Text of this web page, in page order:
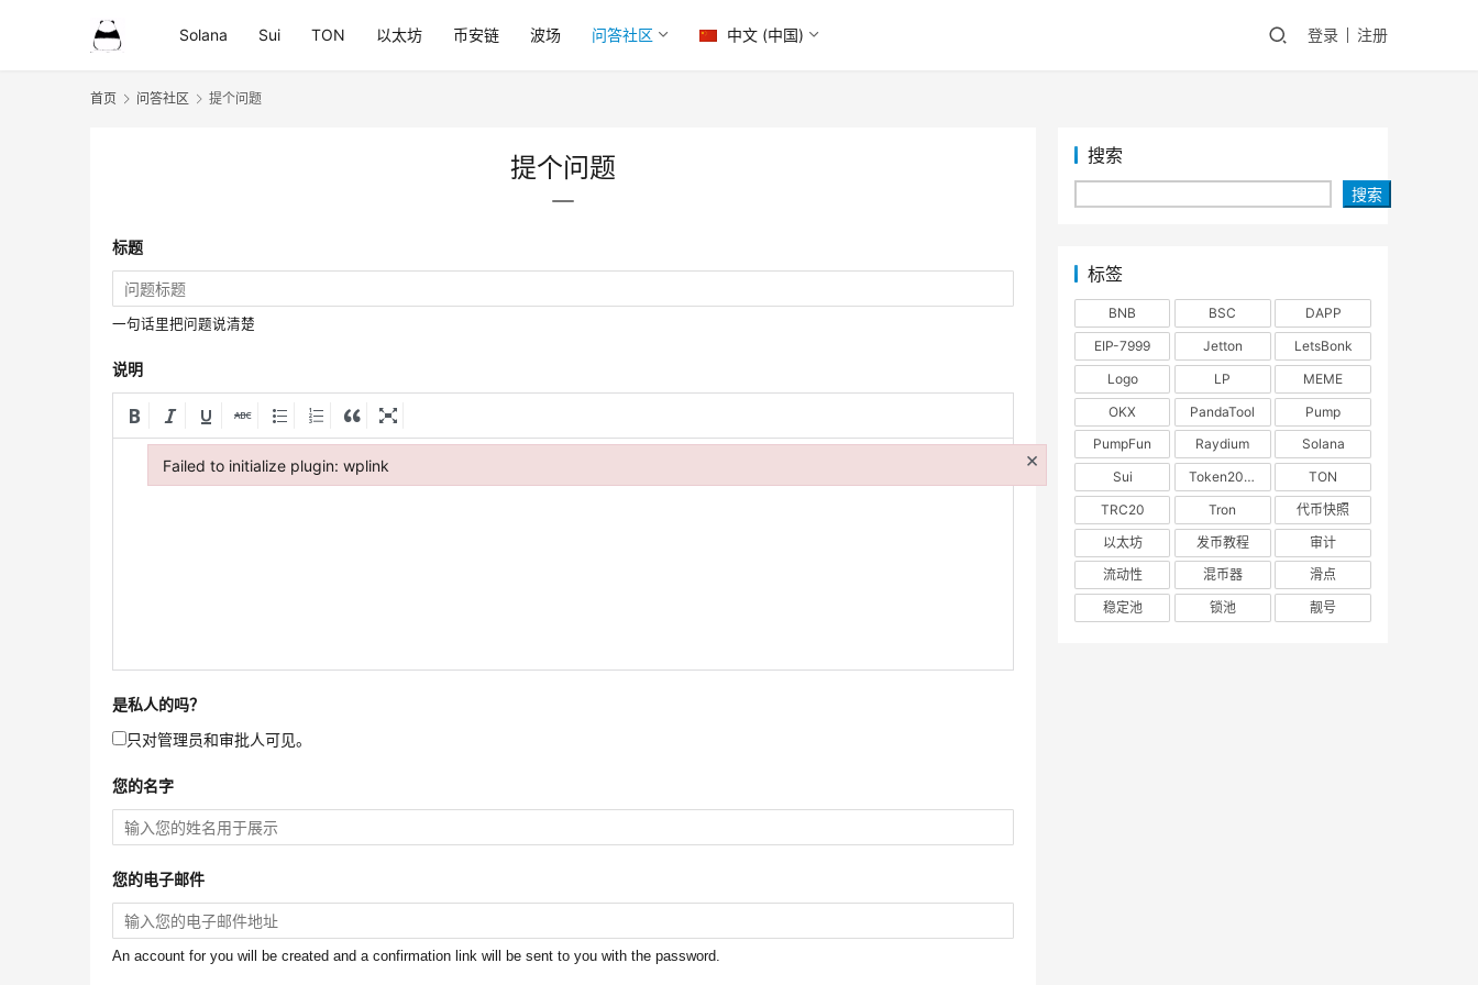
Solana Sui TON 以太坊 币安链 波场 问答社区 中文 (中国) 登录 注册
首页 问答社区 提个问题
提个问题
标题
一句话里把问题说清楚
说明
是私人的吗？
只对管理员和审批人可见。
您的名字
您的电子邮件
An account for you will be created and a confirmation link will be sent to you with the password.
搜索
搜索
标签
BNB BSC
DAPP
EIP-7999
Jetton
LetsBonk
Logo
LP
MEME
OKX
PandaTool
Pump
PumpFun
Raydium
Solana
Sui
Token2022
TON
TRC20
Tron
代币快照
以太坊
发币教程
审计
流动性
混币器
滑点
稳定池
锁池 靓号
Failed to initialize plugin: wplink ×
Failed to initialize plugin: wplink